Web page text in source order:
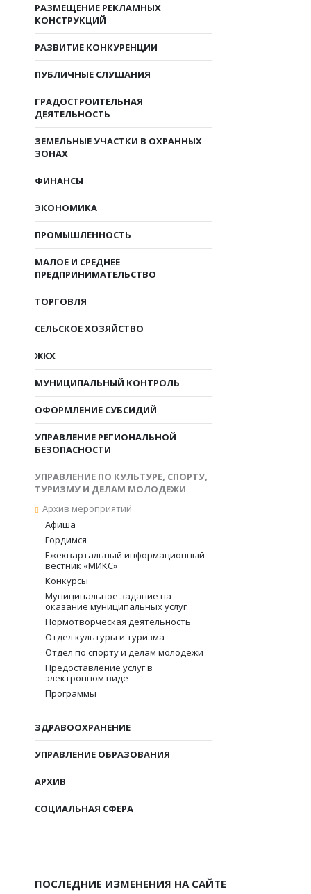
РАЗМЕЩЕНИЕ РЕКЛАМНЫХ
КОНСТРУКЦИЙ
РАЗВИТИЕ КОНКУРЕНЦИИ
ПУБЛИЧНЫЕ СЛУШАНИЯ
ГРАДОСТРОИТЕЛЬНАЯ
ДЕЯТЕЛЬНОСТЬ
ЗЕМЕЛЬНЫЕ УЧАСТКИ В ОХРАННЫХ
ЗОНАХ
ФИНАНСЫ
ЭКОНОМИКА
ПРОМЫШЛЕННОСТЬ
МАЛОЕ И СРЕДНЕЕ
ПРЕДПРИНИМАТЕЛЬСТВО
ТОРГОВЛЯ
СЕЛЬСКОЕ ХОЗЯЙСТВО
ЖКХ
МУНИЦИПАЛЬНЫЙ КОНТРОЛЬ
ОФОРМЛЕНИЕ СУБСИДИЙ
УПРАВЛЕНИЕ РЕГИОНАЛЬНОЙ
БЕЗОПАСНОСТИ
УПРАВЛЕНИЕ ПО КУЛЬТУРЕ, СПОРТУ,
ТУРИЗМУ И ДЕЛАМ МОЛОДЕЖИ
Архив мероприятий
Афиша
Гордимся
Ежеквартальный информационный
вестник «МИКС»
Конкурсы
Муниципальное задание на
оказание муниципальных услуг
Нормотворческая деятельность
Отдел культуры и туризма
Отдел по спорту и делам молодежи
Предоставление услуг в
электронном виде
Программы
ЗДРАВООХРАНЕНИЕ
УПРАВЛЕНИЕ ОБРАЗОВАНИЯ
АРХИВ
СОЦИАЛЬНАЯ СФЕРА
ПОСЛЕДНИЕ ИЗМЕНЕНИЯ НА САЙТЕ